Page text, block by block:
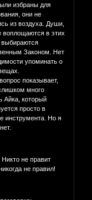
избраны для
они не
из воздуха. Души,
воплощаются в этих
выбираются
Законом. Нет
упоминать о
показывает,
много
Айка, который
просто в
инструмента. Но я
Никто не правит
не правил!